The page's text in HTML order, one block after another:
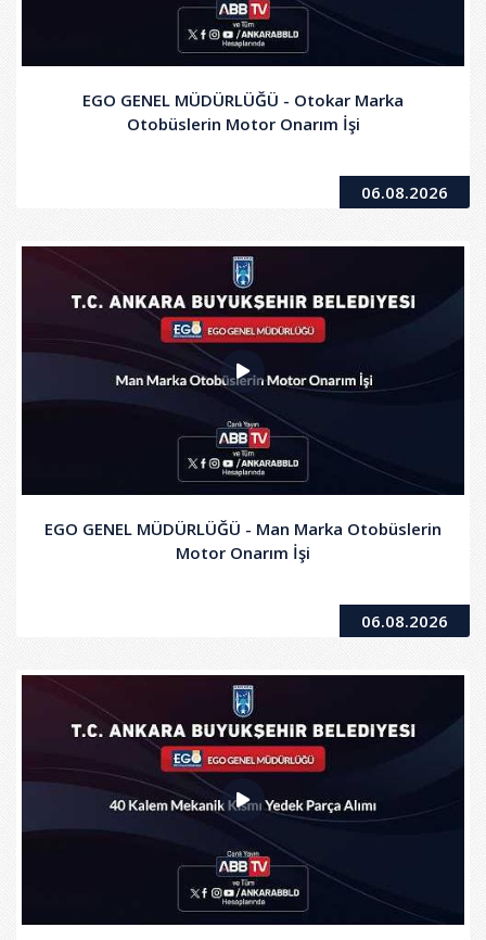
EGO GENEL MÜDÜRLÜĞÜ - Otokar Marka
Otobüslerin Motor Onarım İşi
06.08.2026
EGO GENEL MÜDÜRLÜĞÜ - Man Marka Otobüslerin
Motor Onarım İşi
06.08.2026